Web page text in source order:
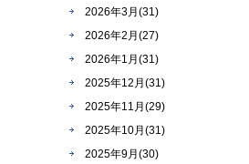
2026年3月(31)
2026年2月(27)
2026年1月(31)
2025年12月(31)
2025年11月(29)
2025年10月(31)
2025年9月(30)